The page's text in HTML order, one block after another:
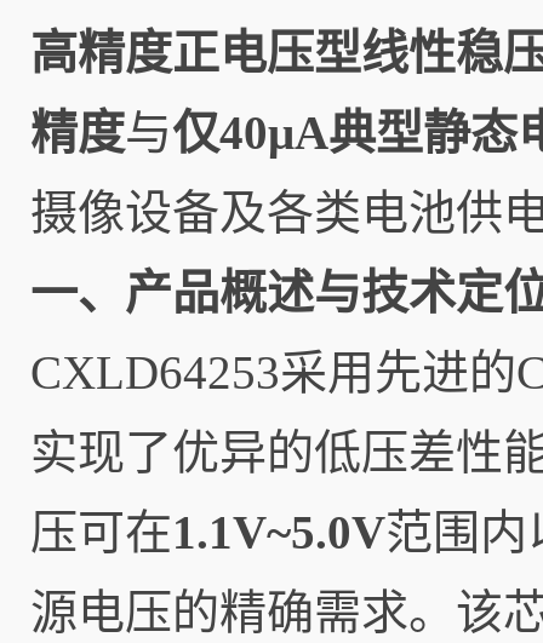
高精度正电压型线性稳
精度与仅40μA典型静态
摄像设备及各类电池供
一、产品概述与技术定
CXLD64253采用先进的
实现了优异的低压差性
压可在1.1V~5.0V范围内
源电压的精确需求。该